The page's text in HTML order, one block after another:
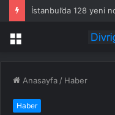
İstanbul’da 128 yeni
Menü
Anasayfa / Haber
Haber